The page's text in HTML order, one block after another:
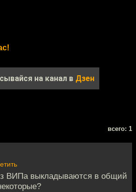
на канал в Дзен
всего: 1
ВИПа выкладываются в общий